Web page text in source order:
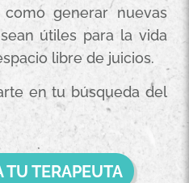
generar nuevas
útiles para la vida
libre de juicios.
en tu búsqueda del
TU TERAPEUTA